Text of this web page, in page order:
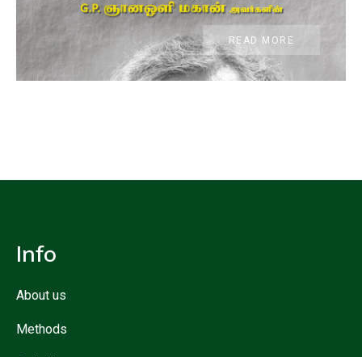
READ MORE
Info
About us
Methods